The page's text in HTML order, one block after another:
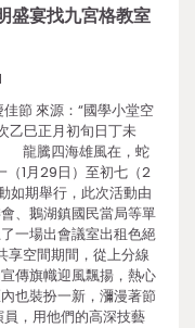
盛宴找九宮格教室
節 來源：“國學小堂空
乙巳正月初旬日丁未
騰四海雄風在，蛇
1月29日）至初七（2
如期舉行，此次活動由
、鵝湖鎮國民當局等單
一場出會議室出租色絕
空間期間，從上分線
傳旗幟迎風飄揚，熱心
也裝扮一新，瀰漫著節
，用他們的高深技藝